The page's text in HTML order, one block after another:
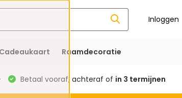
Inloggen
Cadeaukaart Raamdecoratie
Betaal vooraf, achteraf of in 3 termijnen